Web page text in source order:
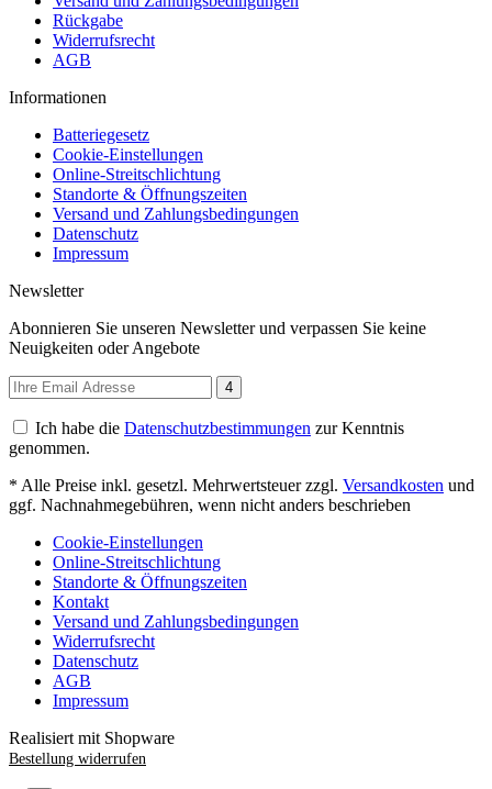
Rückgabe
Widerrufsrecht
AGB
Informationen
Batteriegesetz
Cookie-Einstellungen
Online-Streitschlichtung
Standorte & Öffnungszeiten
Versand und Zahlungsbedingungen
Datenschutz
Impressum
Newsletter
Abonnieren Sie unseren Newsletter und verpassen Sie keine
Neuigkeiten oder Angebote
4
Ich habe die Datenschutzbestimmungen zur Kenntnis
genommen.
* Alle Preise inkl. gesetzl. Mehrwertsteuer zzgl. Versandkosten und
ggf. Nachnahmegebühren, wenn nicht anders beschrieben
Cookie-Einstellungen
Online-Streitschlichtung
Standorte & Öffnungszeiten
Kontakt
Versand und Zahlungsbedingungen
Widerrufsrecht
Datenschutz
AGB
Impressum
Realisiert mit Shopware
Bestellung widerrufen